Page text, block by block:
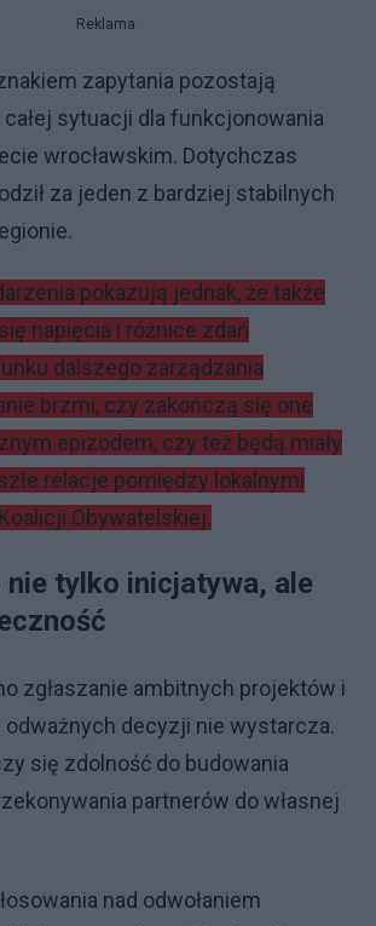
Reklama
zapytania pozostają
sytuacji dla funkcjonowania
wrocławskim. Dotychczas
za jeden z bardziej stabilnych
pokazują jednak, że także
napięcia i różnice zdań
dalszego zarządzania
brzmi, czy zakończą się one
epizodem, czy też będą miały
relacje pomiędzy lokalnymi
Obywatelskiej.
tylko inicjatywa, ale
zgłaszanie ambitnych projektów i
decyzji nie wystarcza.
się zdolność do budowania
partnerów do własnej
nad odwołaniem